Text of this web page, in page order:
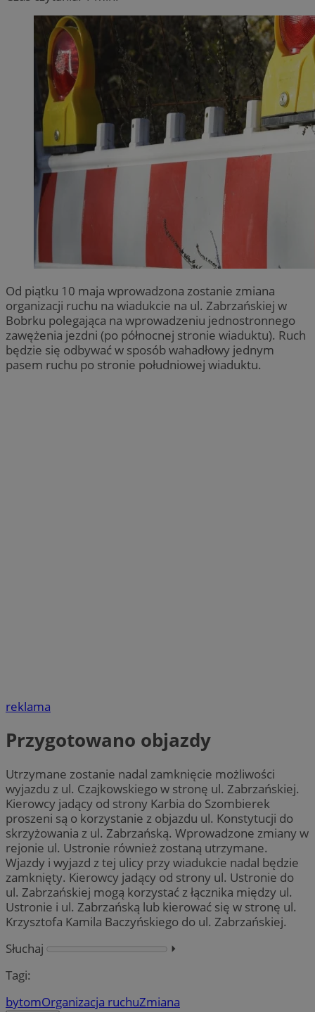
Od piątku 10 maja wprowadzona zostanie zmiana
organizacji ruchu na wiadukcie na ul. Zabrzańskiej w
Bobrku polegająca na wprowadzeniu jednostronnego
zawężenia jezdni (po północnej stronie wiaduktu). Ruch
będzie się odbywać w sposób wahadłowy jednym
pasem ruchu po stronie południowej wiaduktu.
reklama
Przygotowano objazdy
Utrzymane zostanie nadal zamknięcie możliwości
wyjazdu z ul. Czajkowskiego w stronę ul. Zabrzańskiej.
Kierowcy jadący od strony Karbia do Szombierek
proszeni są o korzystanie z objazdu ul. Konstytucji do
skrzyżowania z ul. Zabrzańską. Wprowadzone zmiany w
rejonie ul. Ustronie również zostaną utrzymane.
Wjazdy i wyjazd z tej ulicy przy wiadukcie nadal będzie
zamknięty. Kierowcy jadący od strony ul. Ustronie do
ul. Zabrzańskiej mogą korzystać z łącznika między ul.
Ustronie i ul. Zabrzańską lub kierować się w stronę ul.
Krzysztofa Kamila Baczyńskiego do ul. Zabrzańskiej.
Słuchaj
⏵︎
Tagi:
bytomOrganizacja ruchuZmiana